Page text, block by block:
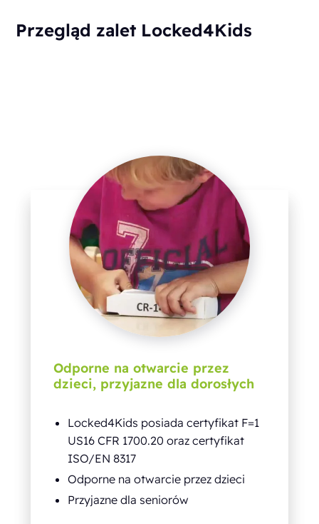
Przegląd zalet Locked4Kids
Odporne na otwarcie przez
dzieci, przyjazne dla dorosłych
Locked4Kids posiada certyfikat F=1
US16 CFR 1700.20 oraz certyfikat
ISO/EN 8317
Odporne na otwarcie przez dzieci
Przyjazne dla seniorów